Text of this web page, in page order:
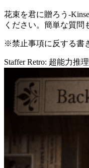
花束を君に贈ろう-
ください。簡単な質問
※禁止事項に反する書
Staffer Retro: 超能力推